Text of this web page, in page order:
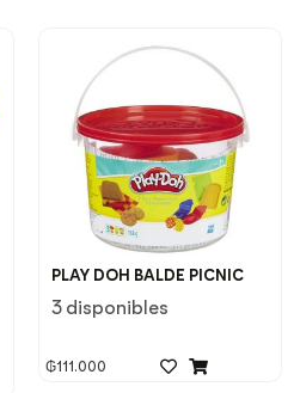
PLAY DOH BALDE PICNIC
3 disponibles
₲111.000